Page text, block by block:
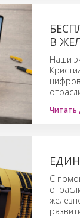
В
Наши
Читать
С